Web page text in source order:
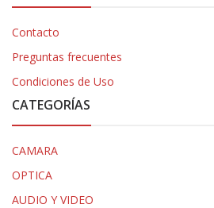
Contacto
Preguntas frecuentes
Condiciones de Uso
CATEGORÍAS
CAMARA
OPTICA
AUDIO Y VIDEO